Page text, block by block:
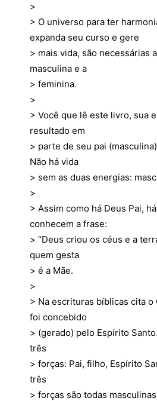
>
> O universo para ter
expanda seu curso e gere
> mais vida, são necessárias
masculina e a
> feminina.
>
> Você que lê este livro, sua
resultado em
> parte de seu pai
Não há vida
> sem as duas energias:
>
> Assim como há Deus Pai,
conhecem a frase:
> “Deus criou os céus e a
quem gesta
> é a Mãe.
>
> Na escrituras bíblicas cita o
foi concebido
> (gerado) pelo Espírito
três
> forças: Pai, filho, Espírito
três
> forças são todas